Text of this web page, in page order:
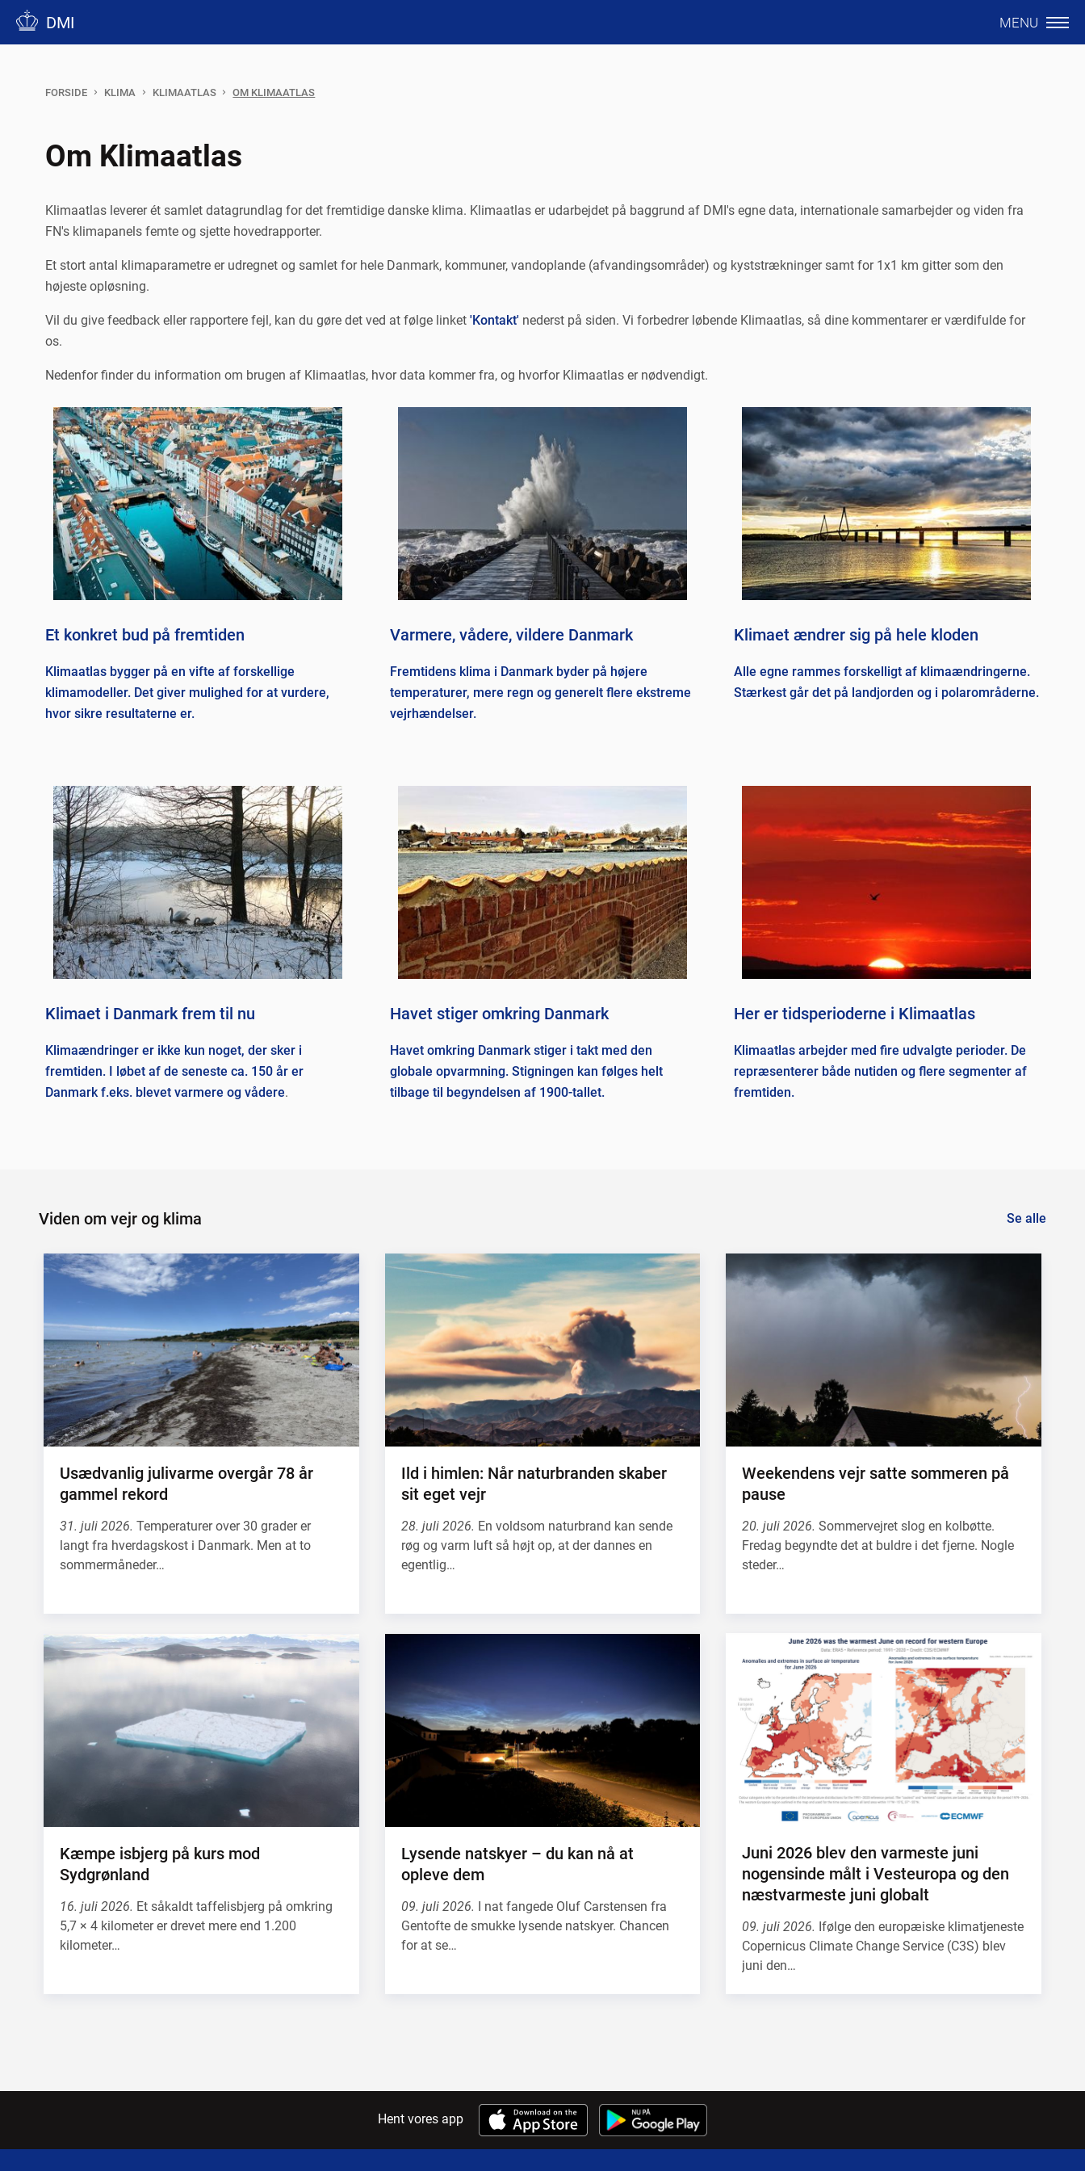
DMI MENU
FORSIDE KLIMA KLIMAATLAS OM KLIMAATLAS
Om Klimaatlas
Klimaatlas leverer ét samlet datagrundlag for det fremtidige danske klima. Klimaatlas er udarbejdet på baggrund af DMI's egne data, internationale samarbejder og viden fra
FN's klimapanels femte og sjette hovedrapporter.
Et stort antal klimaparametre er udregnet og samlet for hele Danmark, kommuner, vandoplande (afvandingsområder) og kyststrækninger samt for 1x1 km gitter som den
højeste opløsning.
Vil du give feedback eller rapportere fejl, kan du gøre det ved at følge linket 'Kontakt' nederst på siden. Vi forbedrer løbende Klimaatlas, så dine kommentarer er værdifulde for
os.
Nedenfor finder du information om brugen af Klimaatlas, hvor data kommer fra, og hvorfor Klimaatlas er nødvendigt.
Et konkret bud på fremtiden
Klimaatlas bygger på en vifte af forskellige
klimamodeller. Det giver mulighed for at vurdere,
hvor sikre resultaterne er.
Varmere, vådere, vildere Danmark
Fremtidens klima i Danmark byder på højere
temperaturer, mere regn og generelt flere ekstreme
vejrhændelser.
Klimaet ændrer sig på hele kloden
Alle egne rammes forskelligt af klimaændringerne.
Stærkest går det på landjorden og i polarområderne.
Klimaet i Danmark frem til nu
Klimaændringer er ikke kun noget, der sker i
fremtiden. I løbet af de seneste ca. 150 år er
Danmark f.eks. blevet varmere og vådere.
Havet stiger omkring Danmark
Havet omkring Danmark stiger i takt med den
globale opvarmning. Stigningen kan følges helt
tilbage til begyndelsen af 1900-tallet.
Her er tidsperioderne i Klimaatlas
Klimaatlas arbejder med fire udvalgte perioder. De
repræsenterer både nutiden og flere segmenter af
fremtiden.
Viden om vejr og klima Se alle
Usædvanlig julivarme overgår 78 år
gammel rekord
31. juli 2026.Temperaturer over 30 grader er
langt fra hverdagskost i Danmark. Men at to
sommermåneder…
Ild i himlen: Når naturbranden skaber
sit eget vejr
28. juli 2026. En voldsom naturbrand kan sende
røg og varm luft så højt op, at der dannes en
egentlig…
Weekendens vejr satte sommeren på
pause
20. juli 2026.Sommervejret slog en kolbøtte.
Fredag begyndte det at buldre i det fjerne. Nogle
steder…
Kæmpe isbjerg på kurs mod
Sydgrønland
16. juli 2026. Et såkaldt taffelisbjerg på omkring
5,7 × 4 kilometer er drevet mere end 1.200
kilometer…
Lysende natskyer – du kan nå at
opleve dem
09. juli 2026. I nat fangede Oluf Carstensen fra
Gentofte de smukke lysende natskyer. Chancen
for at se…
Juni 2026 blev den varmeste juni
nogensinde målt i Vesteuropa og den
næstvarmeste juni globalt
09. juli 2026. Ifølge den europæiske klimatjeneste
Copernicus Climate Change Service (C3S) blev
juni den…
Hent vores app